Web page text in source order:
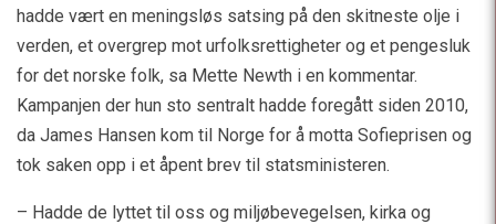
hadde vært en meningsløs satsing på den skitneste olje i
verden, et overgrep mot urfolksrettigheter og et pengesluk
for det norske folk, sa Mette Newth i en kommentar.
Kampanjen der hun sto sentralt hadde foregått siden 2010,
da James Hansen kom til Norge for å motta Sofieprisen og
tok saken opp i et åpent brev til statsministeren.
– Hadde de lyttet til oss og miljøbevegelsen, kirka og